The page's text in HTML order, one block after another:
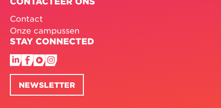
Contact
Onze campussen
STAY CONNECTED
NEWSLETTER